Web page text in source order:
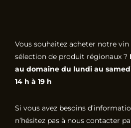
Vous souhaitez acheter notre
sélection de produit régionaux ?
au domaine du lundi au
14 h à 19 h
Si vous avez besoins
n’hésitez pas à nous contacter